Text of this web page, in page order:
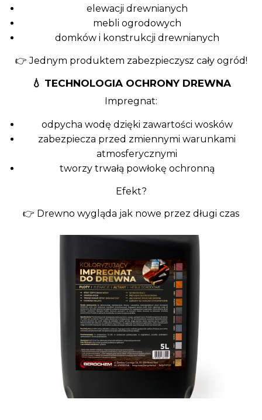
elewacji drewnianych
mebli ogrodowych
domków i konstrukcji drewnianych
👉 Jednym produktem zabezpieczysz cały ogród!
💧 TECHNOLOGIA OCHRONY DREWNA
Impregnat:
odpycha wodę dzięki zawartości wosków
zabezpiecza przed zmiennymi warunkami
atmosferycznymi
tworzy trwałą powłokę ochronną
Efekt?
👉 Drewno wygląda jak nowe przez długi czas